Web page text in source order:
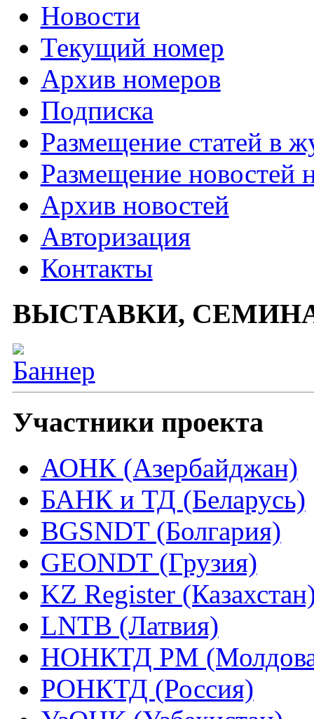
Новости
Текущий номер
Архив номеров
Подписка
Размещение статей в
Размещение новостей
Архив новостей
Авторизация
Контакты
ВЫСТАВКИ,
Участники проекта
АОНК (Азербайджан)
БАНК и ТД (Беларусь)
BGSNDT (Болгария)
GEONDT (Грузия)
KZ Register
LNTB (Латвия)
НОНКТД РМ
РОНКТД (Россия)